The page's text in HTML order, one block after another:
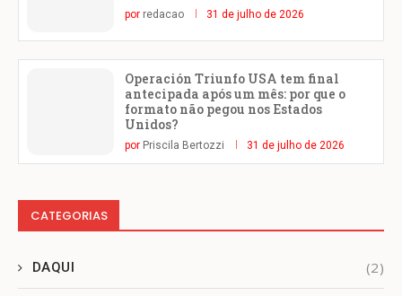
por redacao 31 de julho de 2026
Operación Triunfo USA tem final
antecipada após um mês: por que o
formato não pegou nos Estados
Unidos?
por Priscila Bertozzi 31 de julho de 2026
CATEGORIAS
DAQUI (2)